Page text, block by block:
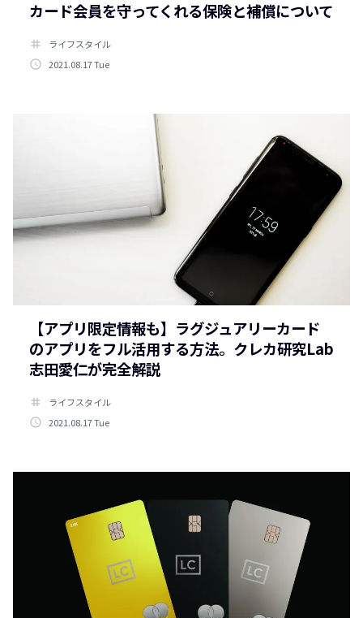
カード会員を守ってくれる保険と補償について
tag
ライフスタイル
access_time 2021.08.17 Tue
【アプリ限定情報も】ラグジュアリーカード
のアプリをフル活用する方法。クレカ研究Lab
志田愛仁が完全解説
tag
ライフスタイル
access_time 2021.08.17 Tue